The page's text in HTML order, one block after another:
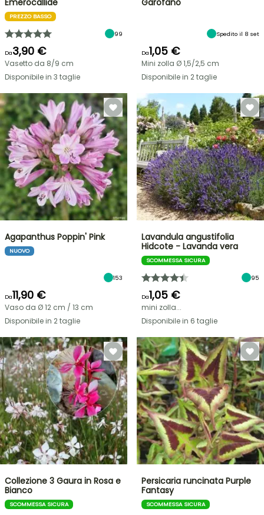
Emerocallide
PREZZO BASSO
99
Da3,90 €
Vasetto da 8/9 cm
Disponibile in 3 taglie
Garofano
Spedito il 8 set
Da1,05 €
Mini zolla Ø 1,5/2,5 cm
Disponibile in 2 taglie
Agapanthus Poppin' Pink
NUOVO
153
Da11,90 €
Vaso da Ø 12 cm / 13 cm
Disponibile in 2 taglie
Lavandula angustifolia
Hidcote - Lavanda vera
SCOMMESSA SICURA
95
Da1,05 €
mini zolla...
Disponibile in 6 taglie
Collezione 3 Gaura in Rosa e
Bianco
SCOMMESSA SICURA
Persicaria runcinata Purple
Fantasy
SCOMMESSA SICURA